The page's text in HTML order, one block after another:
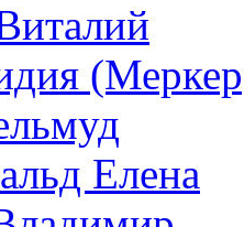
Елена